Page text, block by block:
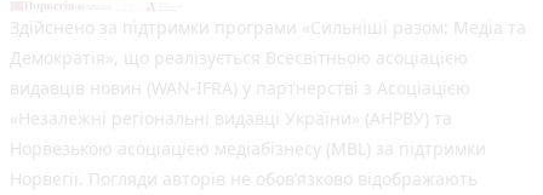
Здійснено за підтримки програми «Сильніші разом: Медіа та
Демократія», що реалізується Всесвітньою асоціацією
видавців новин (WAN-IFRA) у партнерстві з Асоціацією
«Незалежні регіональні видавці України» (АНРВУ) та
Норвезькою асоціацією медіабізнесу (MBL) за підтримки
Норвегії. Погляди авторів не обов’язково відображають